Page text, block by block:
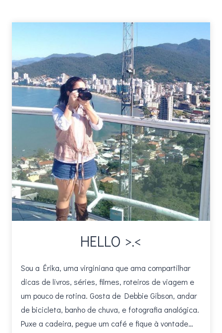
LUGARES
CONHECER
HELLO >.<
Sou a Érika, uma virginiana que ama compartilhar
dicas de livros, séries, filmes, roteiros de viagem e
um pouco de rotina. Gosta de Debbie Gibson, andar
de bicicleta, banho de chuva, e fotografia analógica.
Puxe a cadeira, pegue um café e fique à vontade…